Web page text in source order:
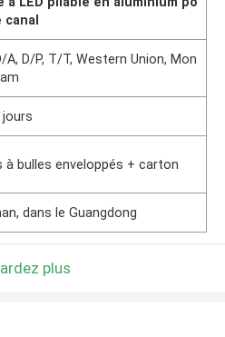
canal
A, D/P, T/T, Western Union, Mon
jours
à bulles enveloppés + carton
dans le Guangdong
plus